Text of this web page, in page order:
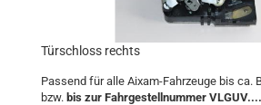
Türschloss rechts
Passend für alle Aixam-Fahrzeuge bis ca.
bzw. bis zur Fahrgestellnummer